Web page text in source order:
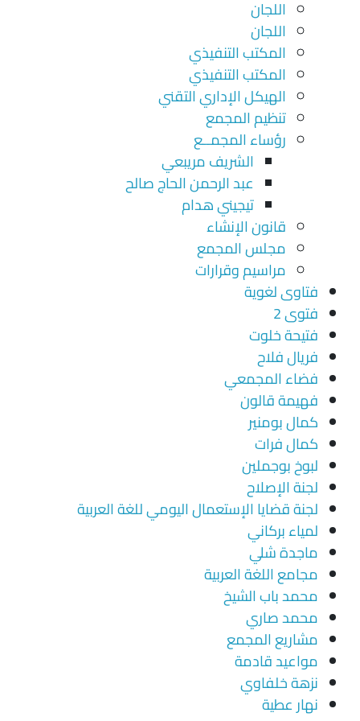
اللجان
اللجان
المكتب التنفيذي
المكتب التنفيذي
الهيكل الإداري التقني
تنظيم المجمع
رؤساء المجمــع
الشريف مريبعي
عبد الرحمن الحاج صالح
تيجيني هدام
قانون الإنشاء
مجلس المجمع
مراسيم وقرارات
فتاوى لغوية
فتوى 2
فتيحة خلوت
فريال فلاح
فضاء المجمعي
فهيمة قالون
كمال بومنير
كمال فرات
لبوخ بوجملين
لجنة الإصلاح
لجنة قضايا الإستعمال اليومي للغة العربية
لمياء بركاني
ماجدة شلي
مجامع اللغة العربية
محمد باب الشيخ
محمد صاري
مشاريع المجمع
مواعيد قادمة
نزهة خلفاوي
نهار عطية